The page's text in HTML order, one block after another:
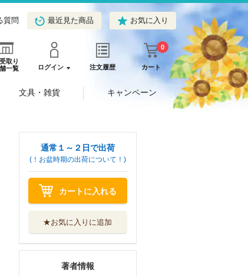
質問 最近見た商品 お気に入り
取り
一覧
ログイン 注文履歴 カート
0
文具・雑貨 キャンペーン
通常１～２日で出荷
(！お盆時期の出荷について！)
カートに入れる
★お気に入りに追加
著者情報